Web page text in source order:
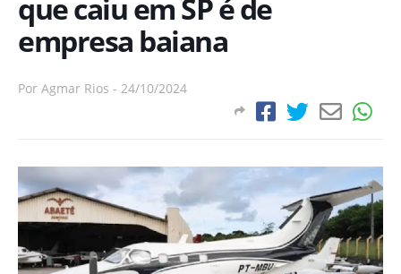
que caiu em SP é de
empresa baiana
Por Agmar Rios - 24/10/2024